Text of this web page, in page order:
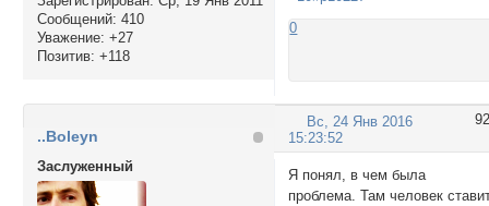
Сообщений: 410
Уважение: +27
Позитив: +118
0
92
Вс, 24 Янв 2016
15:23:52
..Boleyn
Заслуженный
Я понял, в чем была
проблема. Там человек